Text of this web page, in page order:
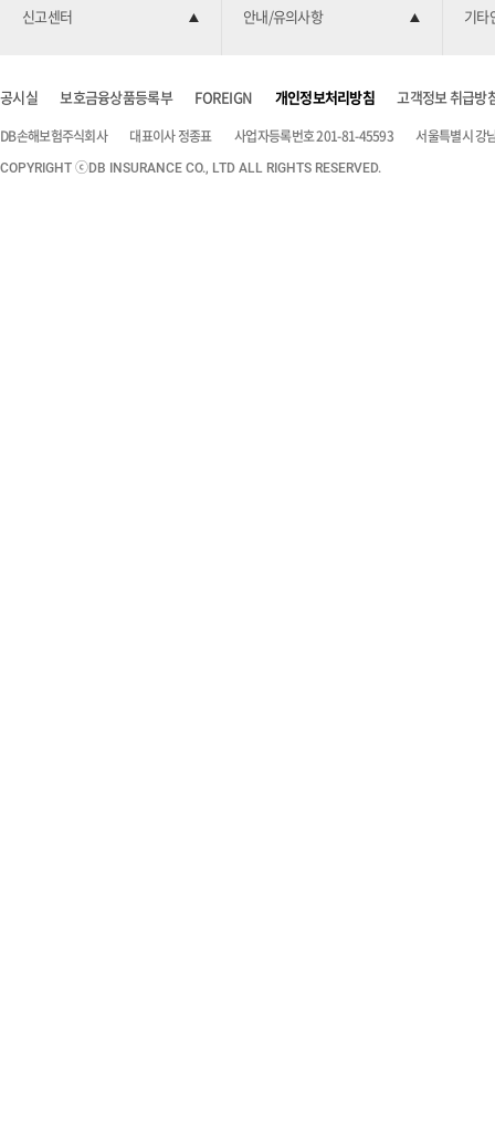
신고센터 안내/유의사항 기타
공시실 보호금융상품등록부 FOREIGN 개인정보처리방침 고객정보 취급방
DB손해보험주식회사 대표이사 정종표 사업자등록번호 201-81-45593 서울특별시 강
COPYRIGHT ⓒDB INSURANCE CO., LTD ALL RIGHTS RESERVED.